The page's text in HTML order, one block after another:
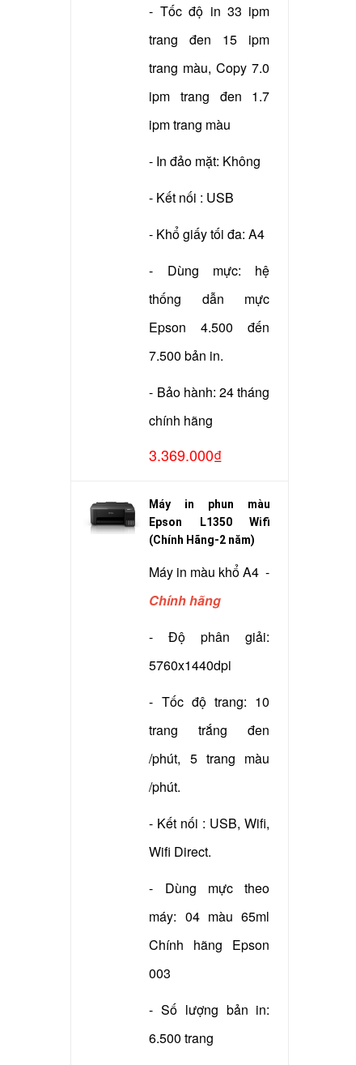
- Tốc độ in 33 ipm
trang đen 15 ipm
trang màu, Copy 7.0
ipm trang đen 1.7
ipm trang màu
- In đảo mặt: Không
- Kết nối : USB
- Khổ giấy tối đa: A4
- Dùng mực: hệ
thống dẫn mực
Epson 4.500 đến
7.500 bản in.
- Bảo hành: 24 tháng
chính hãng
3.369.000₫
Máy in phun màu
Epson L1350 Wifi
(Chính Hãng-2 năm)
Máy in màu khổ A4 -
Chính hãng
- Độ phân giải:
5760x1440dpi
- Tốc độ trang: 10
trang trắng đen
/phút, 5 trang màu
/phút.
- Kết nối : USB, Wifi,
Wifi Direct.
- Dùng mực theo
máy: 04 màu 65ml
Chính hãng Epson
003
- Số lượng bản in:
6.500 trang